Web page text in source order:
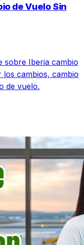
de Vuelo Sin
sobre Iberia cambio
cambios, cambio
de vuelo.